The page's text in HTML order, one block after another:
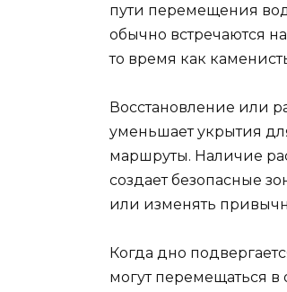
пути перемещения
обычно встречаются
то время как
Восстановление или
уменьшает укрытия
маршруты. Наличие
создает безопасные
или изменять
Когда дно
могут перемещаться